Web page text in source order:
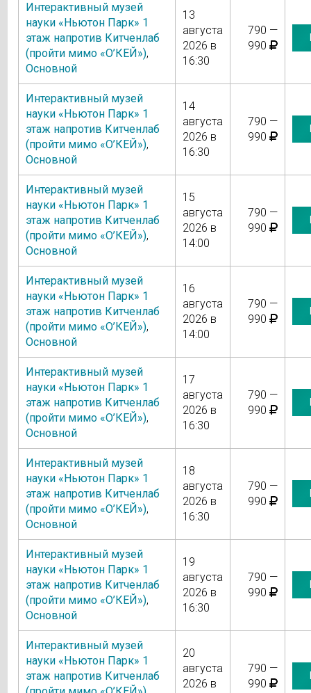
Интерактивный музей
науки «Ньютон Парк» 1
этаж напротив Китченлаб
(пройти мимо «О’КЕЙ»),
Основной
13
августа
2026 в
16:30
790 —
990
Интерактивный музей
науки «Ньютон Парк» 1
этаж напротив Китченлаб
(пройти мимо «О’КЕЙ»),
Основной
14
августа
2026 в
16:30
790 —
990
Интерактивный музей
науки «Ньютон Парк» 1
этаж напротив Китченлаб
(пройти мимо «О’КЕЙ»),
Основной
15
августа
2026 в
14:00
790 —
990
Интерактивный музей
науки «Ньютон Парк» 1
этаж напротив Китченлаб
(пройти мимо «О’КЕЙ»),
Основной
16
августа
2026 в
14:00
790 —
990
Интерактивный музей
науки «Ньютон Парк» 1
этаж напротив Китченлаб
(пройти мимо «О’КЕЙ»),
Основной
17
августа
2026 в
16:30
790 —
990
Интерактивный музей
науки «Ньютон Парк» 1
этаж напротив Китченлаб
(пройти мимо «О’КЕЙ»),
Основной
18
августа
2026 в
16:30
790 —
990
Интерактивный музей
науки «Ньютон Парк» 1
этаж напротив Китченлаб
(пройти мимо «О’КЕЙ»),
Основной
19
августа
2026 в
16:30
790 —
990
Интерактивный музей
науки «Ньютон Парк» 1
этаж напротив Китченлаб
20
августа
2026 в
790 —
990